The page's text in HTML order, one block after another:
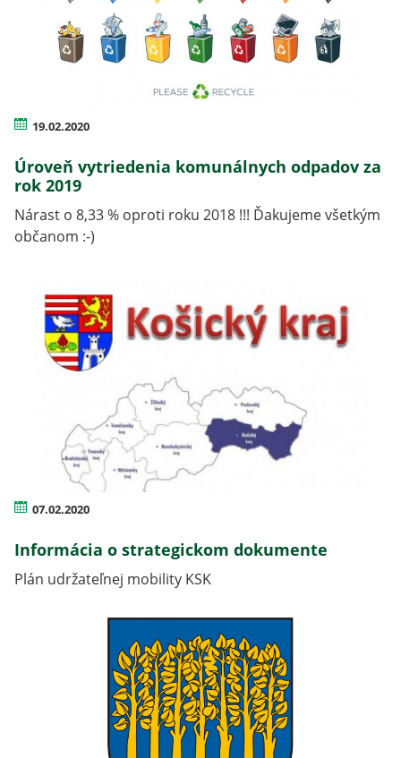
19.02.2020
Úroveň vytriedenia komunálnych odpadov za
rok 2019
Nárast o 8,33 % oproti roku 2018 !!! Ďakujeme všetkým
občanom :-)
07.02.2020
Informácia o strategickom dokumente
Plán udržateľnej mobility KSK